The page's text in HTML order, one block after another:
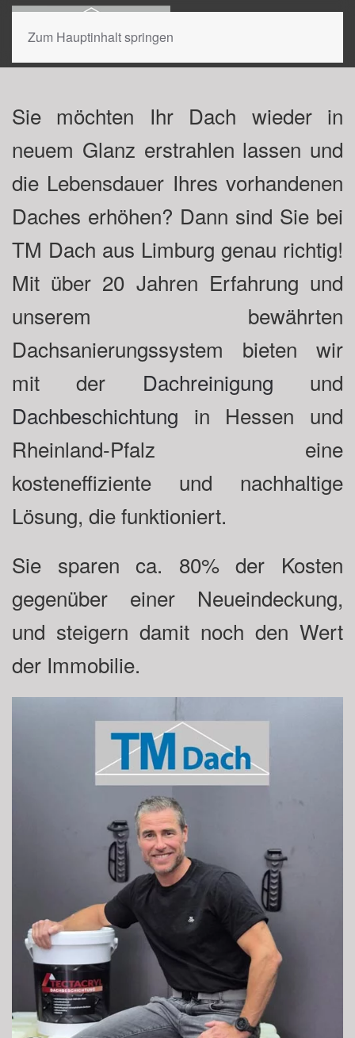
Zum Hauptinhalt springen
Ihr Experte für Dachreinigung und
Dachbeschichtung in Hessen und
Jetzt beraten lassen.
Sie möchten Ihr Dach wieder in
neuem Glanz erstrahlen lassen und
die Lebensdauer Ihres vorhandenen
Daches erhöhen? Dann sind Sie bei
TM Dach aus Limburg genau richtig!
Mit über 20 Jahren Erfahrung und
unserem bewährten
Dachsanierungssystem bieten wir
mit der Dachreinigung und
Dachbeschichtung in Hessen und
Rheinland-Pfalz eine
kosteneffiziente und nachhaltige
Lösung, die funktioniert.
Sie sparen ca. 80% der Kosten
gegenüber einer Neueindeckung,
und steigern damit noch den Wert
der Immobilie.